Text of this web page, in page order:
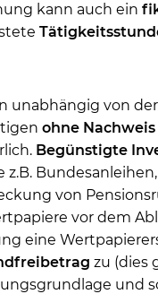
kann auch ein
unabhängig von
ohne Nachweis
Begünstigte
z.B.
von
vor dem
eine
zu (dies
und